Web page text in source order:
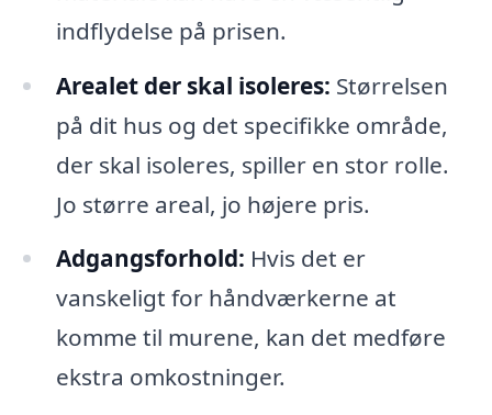
indflydelse på prisen.
Arealet der skal isoleres: Størrelsen
på dit hus og det specifikke område,
der skal isoleres, spiller en stor rolle.
Jo større areal, jo højere pris.
Adgangsforhold: Hvis det er
vanskeligt for håndværkerne at
komme til murene, kan det medføre
ekstra omkostninger.